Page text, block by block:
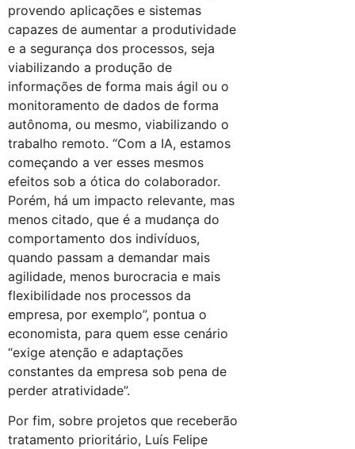
provendo aplicações e sistemas
capazes de aumentar a produtividade
e a segurança dos processos, seja
viabilizando a produção de
informações de forma mais ágil ou o
monitoramento de dados de forma
autônoma, ou mesmo, viabilizando o
trabalho remoto. “Com a IA, estamos
começando a ver esses mesmos
efeitos sob a ótica do colaborador.
Porém, há um impacto relevante, mas
menos citado, que é a mudança do
comportamento dos indivíduos,
quando passam a demandar mais
agilidade, menos burocracia e mais
flexibilidade nos processos da
empresa, por exemplo”, pontua o
economista, para quem esse cenário
“exige atenção e adaptações
constantes da empresa sob pena de
perder atratividade”.
Por fim, sobre projetos que receberão
tratamento prioritário, Luís Felipe